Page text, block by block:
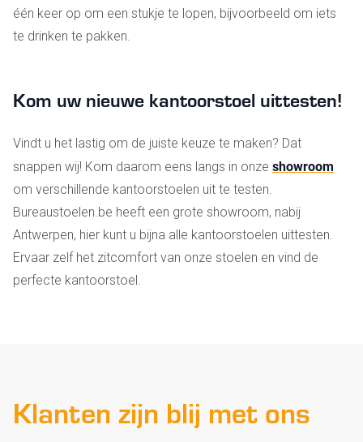
één keer op om een stukje te lopen, bijvoorbeeld om iets
te drinken te pakken.
Kom uw nieuwe kantoorstoel uittesten!
Vindt u het lastig om de juiste keuze te maken? Dat
snappen wij! Kom daarom eens langs in onze showroom
om verschillende kantoorstoelen uit te testen.
Bureaustoelen.be heeft een grote showroom, nabij
Antwerpen, hier kunt u bijna alle kantoorstoelen uittesten.
Ervaar zelf het zitcomfort van onze stoelen en vind de
perfecte kantoorstoel.
Klanten zijn blij met ons